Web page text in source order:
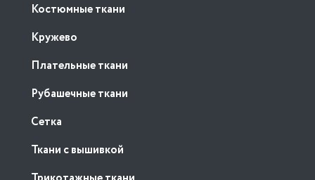
Костюмные ткани
Кружево
Плательные ткани
Рубашечные ткани
Сетка
Ткани с вышивкой